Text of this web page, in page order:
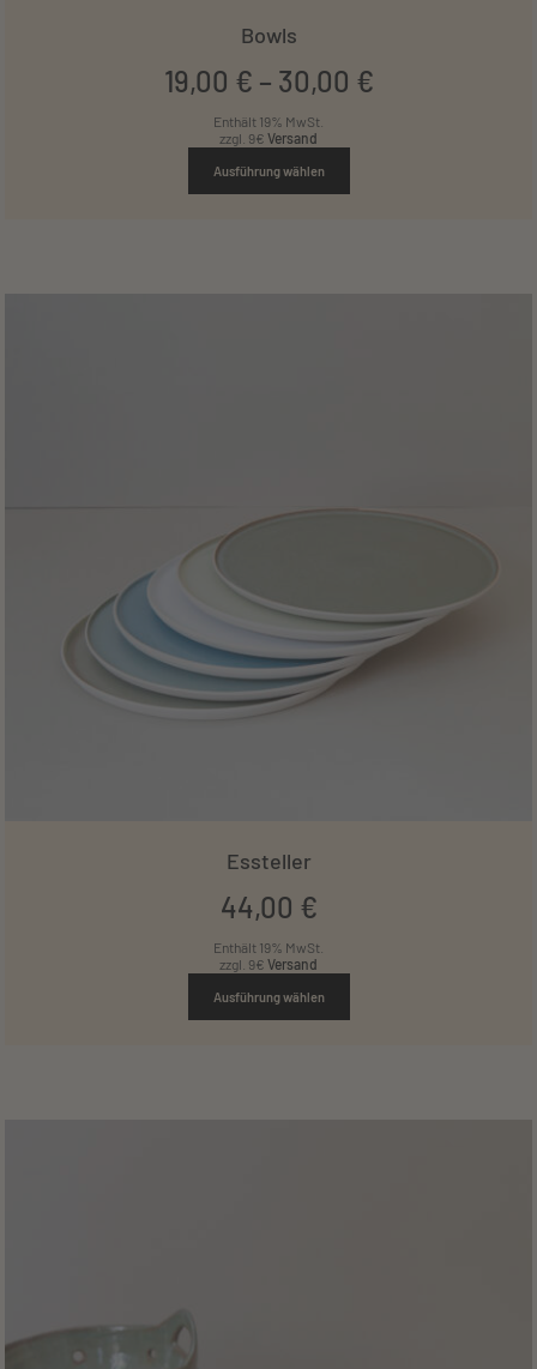
Bowls
19,00 € – 30,00 €
Enthält 19% MwSt.
zzgl. 9€ Versand
Ausführung wählen
Essteller
44,00 €
Enthält 19% MwSt.
zzgl. 9€ Versand
Ausführung wählen